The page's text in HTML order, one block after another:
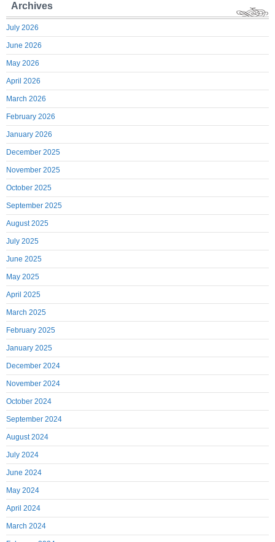
Archives
July 2026
June 2026
May 2026
April 2026
March 2026
February 2026
January 2026
December 2025
November 2025
October 2025
September 2025
August 2025
July 2025
June 2025
May 2025
April 2025
March 2025
February 2025
January 2025
December 2024
November 2024
October 2024
September 2024
August 2024
July 2024
June 2024
May 2024
April 2024
March 2024